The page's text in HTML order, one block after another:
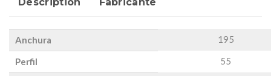
Anchura 195
Perfil 55